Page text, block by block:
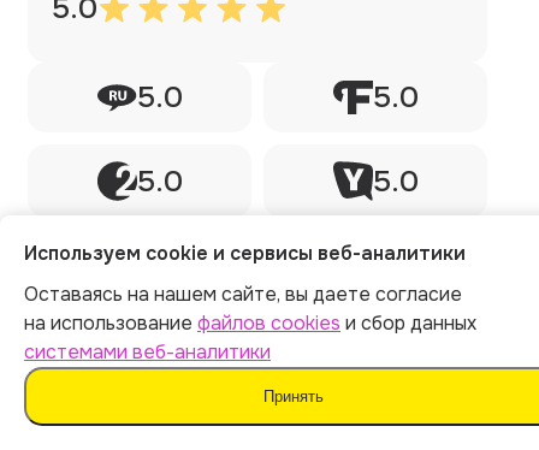
5.0
5.0 5.0
5.0 5.0
Курсовая работа
Делал тут курсовую работу через ии по
философии. Тема сложная. Боялся, что
Используем cookie и сервисы веб-аналитики
Оставаясь на нашем сайте, вы даете согласие
на использование файлов cookies и сбор данных
системами веб-аналитики
Принять